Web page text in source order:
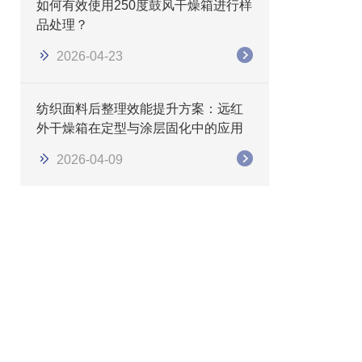
如何有效使用250度鼓风干燥箱进行样
品处理？
2026-04-23
纺织面料后整理效能提升方案：远红
外干燥箱在定型与涂层固化中的应用
2026-04-09